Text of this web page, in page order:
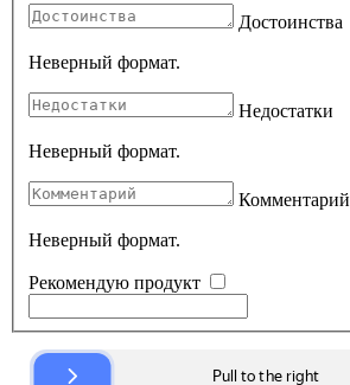
Достоинства
Неверный формат.
Недостатки
Неверный формат.
Комментарий
Неверный формат.
Рекомендую продукт